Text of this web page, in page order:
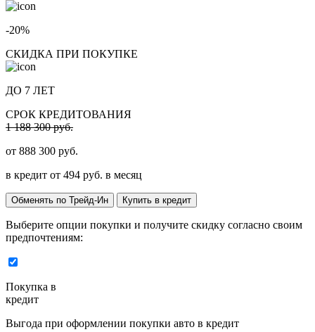
-20%
СКИДКА ПРИ ПОКУПКЕ
ДО 7 ЛЕТ
СРОК КРЕДИТОВАНИЯ
1 188 300 руб.
от 888 300 руб.
в кредит от 494 руб. в месяц
Обменять по Трейд-Ин Купить в кредит
Выберите опции покупки и получите скидку согласно своим
предпочтениям:
Покупка в
кредит
Выгода при оформлении покупки авто в кредит